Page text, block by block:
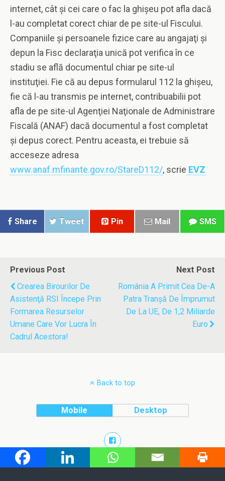
internet, cât şi cei care o fac la ghişeu pot afla dacă
l-au completat corect chiar de pe site-ul Fiscului.
Companiile şi persoanele fizice care au angajaţi şi
depun la Fisc declaraţia unică pot verifica în ce
stadiu se află documentul chiar pe site-ul
instituţiei. Fie că au depus formularul 112 la ghişeu,
fie că l-au transmis pe internet, contribuabilii pot
afla de pe site-ul Agenţiei Naţionale de Administrare
Fiscală (ANAF) dacă documentul a fost completat
şi depus corect. Pentru aceasta, ei trebuie să
acceseze adresa
www.anaf.mfinante.gov.ro/StareD112/, scrie EVZ
Share Tweet Pin Mail SMS
Previous Post
Crearea Birourilor De
Asistenţă RSI Începe Prin
Formarea Resurselor
Umane Care Vor Lucra În
Cadrul Acestora!
Next Post
România A Primit Cea De-A
Patra Tranşă De Împrumut
De La UE, De 1,2 Miliarde
Euro
Back to top
Mobile Desktop